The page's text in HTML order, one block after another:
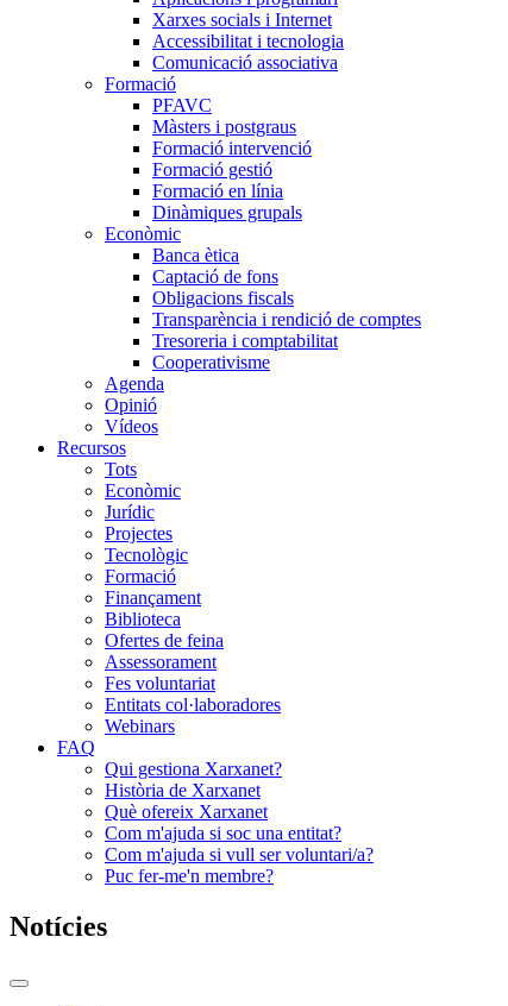
Xarxes socials i Internet
Accessibilitat i tecnologia
Comunicació associativa
Formació
PFAVC
Màsters i postgraus
Formació intervenció
Formació gestió
Formació en línia
Dinàmiques grupals
Econòmic
Banca ètica
Captació de fons
Obligacions fiscals
Transparència i rendició de comptes
Tresoreria i comptabilitat
Cooperativisme
Agenda
Opinió
Vídeos
Recursos
Tots
Econòmic
Jurídic
Projectes
Tecnològic
Formació
Finançament
Biblioteca
Ofertes de feina
Assessorament
Fes voluntariat
Entitats col·laboradores
Webinars
FAQ
Qui gestiona Xarxanet?
Història de Xarxanet
Què ofereix Xarxanet
Com m'ajuda si soc una entitat?
Com m'ajuda si vull ser voluntari/a?
Puc fer-me'n membre?
Notícies
Commutador